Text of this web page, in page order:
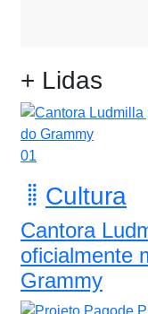
+ Lidas
01
Cultura
Cantora
oficialmente
Grammy